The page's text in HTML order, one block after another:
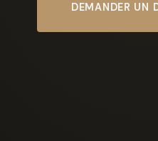
DEMANDER UN